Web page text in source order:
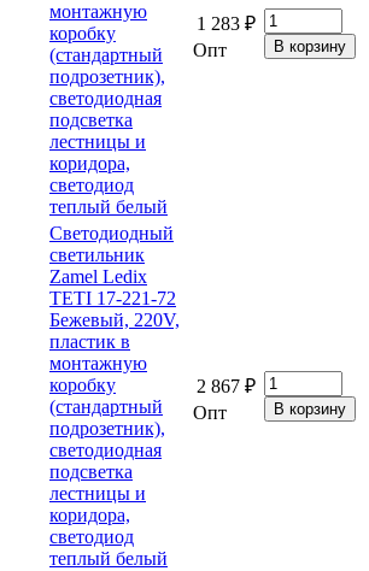
монтажную
коробку
(стандартный
подрозетник),
светодиодная
подсветка
лестницы и
коридора,
светодиод
теплый белый
1 283 ₽
Опт
Светодиодный
светильник
Zamel Ledix
TETI 17-221-72
Бежевый, 220V,
пластик в
монтажную
коробку
(стандартный
подрозетник),
светодиодная
подсветка
лестницы и
коридора,
светодиод
теплый белый
2 867 ₽
Опт